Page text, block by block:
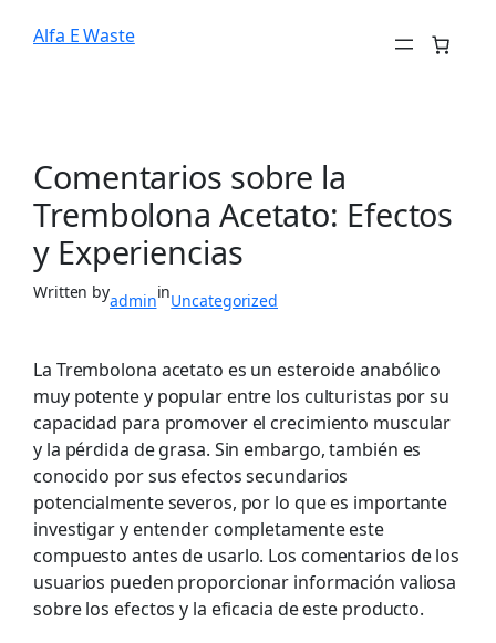
Alfa E Waste
Comentarios sobre la
Trembolona Acetato: Efectos
y Experiencias
Written byadmininUncategorized
La Trembolona acetato es un esteroide anabólico
muy potente y popular entre los culturistas por su
capacidad para promover el crecimiento muscular
y la pérdida de grasa. Sin embargo, también es
conocido por sus efectos secundarios
potencialmente severos, por lo que es importante
investigar y entender completamente este
compuesto antes de usarlo. Los comentarios de los
usuarios pueden proporcionar información valiosa
sobre los efectos y la eficacia de este producto.